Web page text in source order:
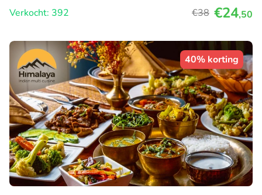
Verkocht: 392
€38 €24,50
40% korting